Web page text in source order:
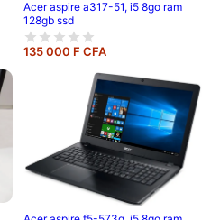
Acer aspire a317-51, i5 8go ram
128gb ssd
135 000 F CFA